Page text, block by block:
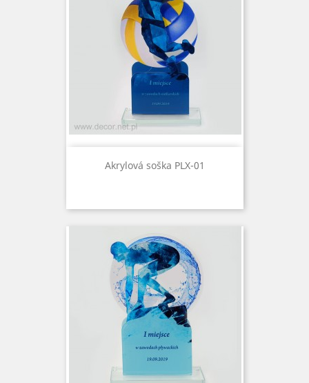
Akrylová soška PLX-01